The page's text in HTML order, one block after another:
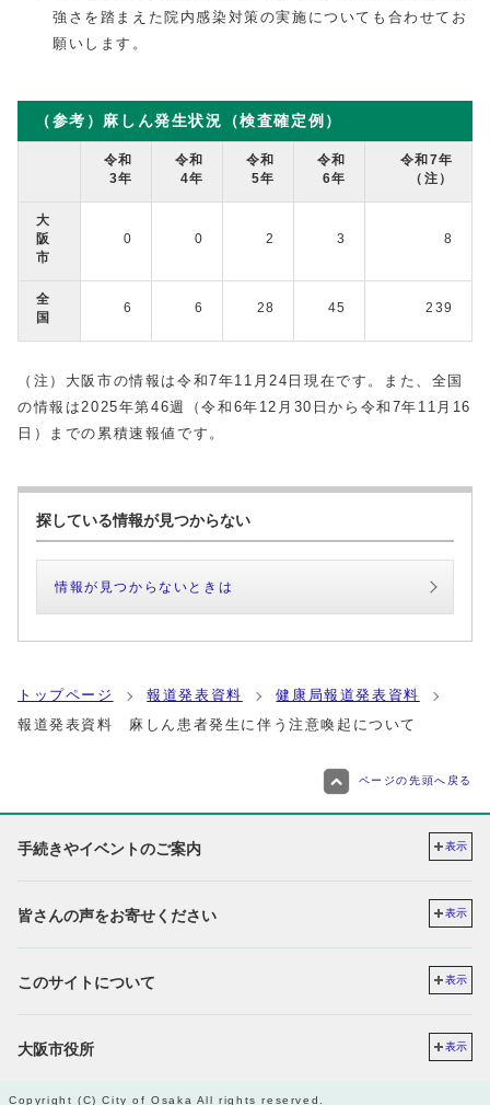
強さを踏まえた院内感染対策の実施についても合わせてお
願いします。
（参考）麻しん発生状況（検査確定例）
令和
3年
令和
4年
令和
5年
令和
6年
令和7年
（注）
大
阪
市
0 0 2 3 8
全
国
6 6 28 45 239
（注）大阪市の情報は令和7年11月24日現在です。また、全国
の情報は2025年第46週（令和6年12月30日から令和7年11月16
日）までの累積速報値です。
探している情報が見つからない
情報が見つからないときは
トップページ 報道発表資料
健康局報道発表資料
報道発表資料 麻しん患者発生に伴う注意喚起について
ページの先頭へ戻る
手続きやイベントのご案内 表示
皆さんの声をお寄せください 表示
このサイトについて 表示
大阪市役所 表示
Copyright (C) City of Osaka All rights reserved.